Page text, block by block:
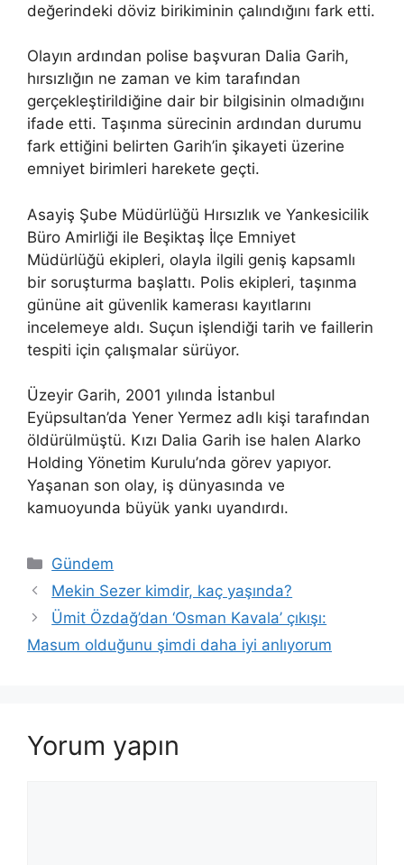
değerindeki döviz birikiminin çalındığını fark etti.
Olayın ardından polise başvuran Dalia Garih,
hırsızlığın ne zaman ve kim tarafından
gerçekleştirildiğine dair bir bilgisinin olmadığını
ifade etti. Taşınma sürecinin ardından durumu
fark ettiğini belirten Garih’in şikayeti üzerine
emniyet birimleri harekete geçti.
Asayiş Şube Müdürlüğü Hırsızlık ve Yankesicilik
Büro Amirliği ile Beşiktaş İlçe Emniyet
Müdürlüğü ekipleri, olayla ilgili geniş kapsamlı
bir soruşturma başlattı. Polis ekipleri, taşınma
gününe ait güvenlik kamerası kayıtlarını
incelemeye aldı. Suçun işlendiği tarih ve faillerin
tespiti için çalışmalar sürüyor.
Üzeyir Garih, 2001 yılında İstanbul
Eyüpsultan’da Yener Yermez adlı kişi tarafından
öldürülmüştü. Kızı Dalia Garih ise halen Alarko
Holding Yönetim Kurulu’nda görev yapıyor.
Yaşanan son olay, iş dünyasında ve
kamuoyunda büyük yankı uyandırdı.
Kategoriler
Gündem
Mekin Sezer kimdir, kaç yaşında?
Ümit Özdağ’dan ‘Osman Kavala’ çıkışı:
Masum olduğunu şimdi daha iyi anlıyorum
Yorum yapın